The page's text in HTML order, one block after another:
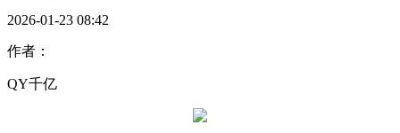
2026-01-23 08:42
作者：
QY千亿